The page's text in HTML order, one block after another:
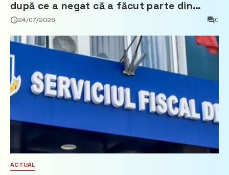
după ce a negat că a făcut parte din
Partidul Democrat
24/07/2026 0
ACTUAL